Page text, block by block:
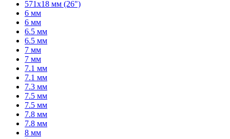
571x18 мм (26")
6 мм
6 мм
6.5 мм
6.5 мм
7 мм
7 мм
7.1 мм
7.1 мм
7.3 мм
7.5 мм
7.5 мм
7.8 мм
7.8 мм
8 мм